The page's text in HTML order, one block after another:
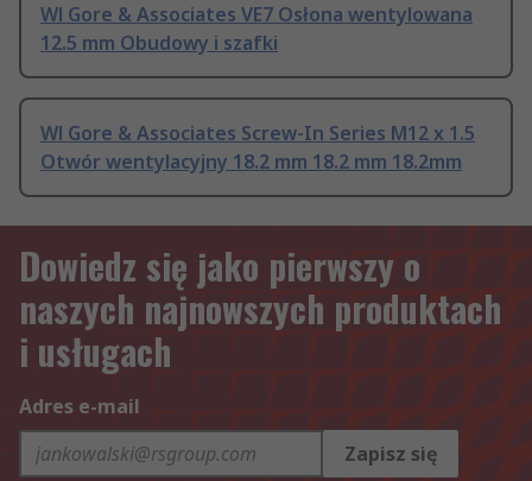
Wl Gore & Associates VE7 Osłona wentylowana
12.5 mm Obudowy i szafki
Wl Gore & Associates Screw-In Series M12 x 1.5
Otwór wentylacyjny 18.2 mm 18.2 mm 18.2mm
Dowiedz się jako pierwszy o
naszych najnowszych produktach
i usługach
Adres e-mail
Zapisz się